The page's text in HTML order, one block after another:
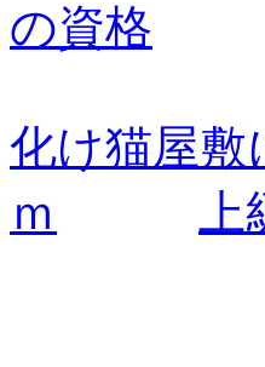
の資格
化け猫屋敷
ｍ
上